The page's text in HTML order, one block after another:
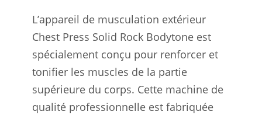
L’appareil de musculation extérieur
Chest Press Solid Rock Bodytone est
spécialement conçu pour renforcer et
tonifier les muscles de la partie
supérieure du corps. Cette machine de
qualité professionnelle est fabriquée